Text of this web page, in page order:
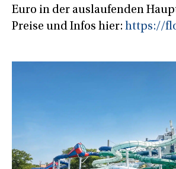
Euro in der auslaufenden
Preise und Infos hier: https://